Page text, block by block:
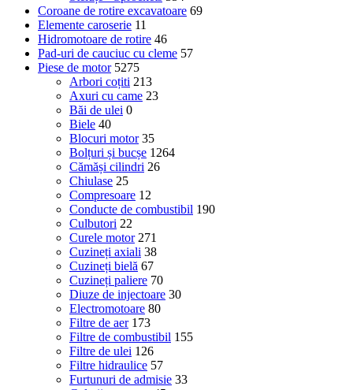
Coroane de rotire excavatoare 69
Elemente caroserie 11
Hidromotoare de rotire 46
Pad-uri de cauciuc cu cleme 57
Piese de motor 5275
Arbori coțiti 213
Axuri cu came 23
Băi de ulei 0
Biele 40
Blocuri motor 35
Bolțuri și bucșe 1264
Cămăși cilindri 26
Chiulase 25
Compresoare 12
Conducte de combustibil 190
Culbutori 22
Curele motor 271
Cuzineți axiali 38
Cuzineți bielă 67
Cuzineți paliere 70
Diuze de injectoare 30
Electromotoare 80
Filtre de aer 173
Filtre de combustibil 155
Filtre de ulei 126
Filtre hidraulice 57
Furtunuri de admisie 33